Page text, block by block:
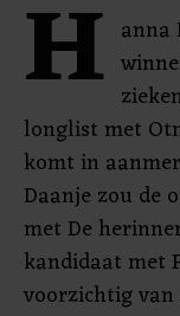
H anna
longlist met
komt in
Daanje zou de
met De
kandidaat met
voorzichtig